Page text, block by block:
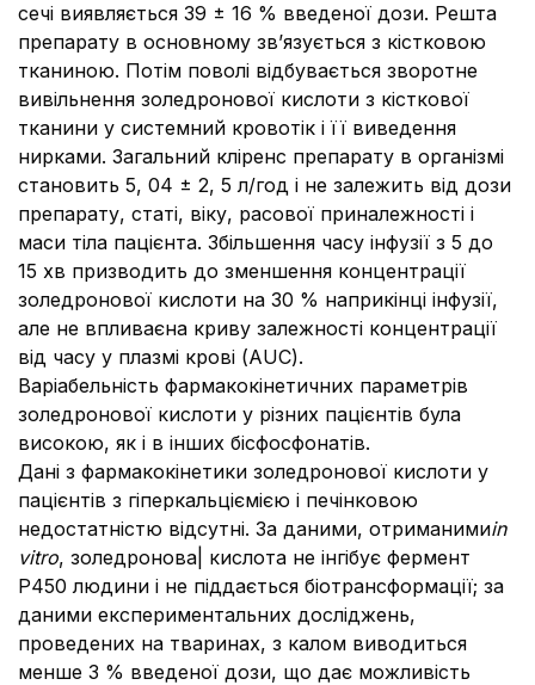
сечі виявляється 39 ± 16 % введеної дози. Решта
препарату в основному зв’язується з кістковою
тканиною. Потім поволі відбувається зворотне
вивільнення золедронової кислоти з кісткової
тканини у системний кровотік і її виведення
нирками. Загальний кліренс препарату в організмі
становить 5, 04 ± 2, 5 л/год і не залежить від дози
препарату, статі, віку, расової приналежності і
маси тіла пацієнта. Збільшення часу інфузії з 5 до
15 хв призводить до зменшення концентрації
золедронової кислоти на 30 % наприкінці інфузії,
але не впливаєна криву залежності концентрації
від часу у плазмі крові (AUC).
Варіабельність фармакокінетичних параметрів
золедронової кислоти у різних пацієнтів була
високою, як і в інших бісфосфонатів.
Дані з фармакокінетики золедронової кислоти у
пацієнтів з гіперкальціємією і печінковою
недостатністю відсутні. За даними, отриманимиin
vitro, золедронова| кислота не інгібує фермент
Р450 людини і не піддається біотрансформації; за
даними експериментальних досліджень,
проведених на тваринах, з калом виводиться
менше 3 % введеної дози, що дає можливість